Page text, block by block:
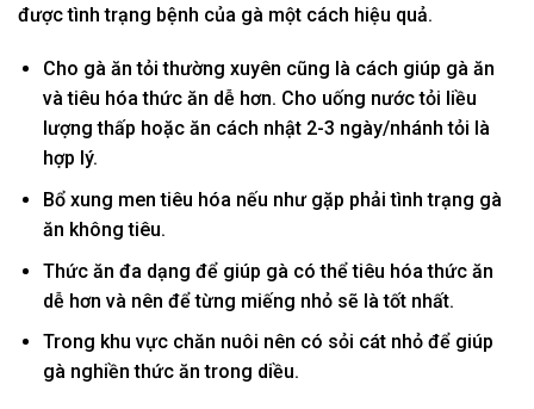
được tình trạng bệnh của gà một cách hiệu quả.
Cho gà ăn tỏi thường xuyên cũng là cách giúp gà ăn
và tiêu hóa thức ăn dễ hơn. Cho uống nước tỏi liều
lượng thấp hoặc ăn cách nhật 2-3 ngày/nhánh tỏi là
hợp lý.
Bổ xung men tiêu hóa nếu như gặp phải tình trạng gà
ăn không tiêu.
Thức ăn đa dạng để giúp gà có thể tiêu hóa thức ăn
dễ hơn và nên để từng miếng nhỏ sẽ là tốt nhất.
Trong khu vực chăn nuôi nên có sỏi cát nhỏ để giúp
gà nghiền thức ăn trong diều.